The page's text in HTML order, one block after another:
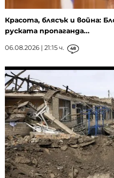
Красота, блясък и война:
руската пропаганда...
06.08.2026 | 21:15 ч. 48